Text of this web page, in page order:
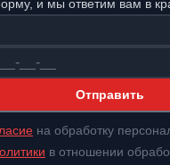
и мы ответим вам в
Отправить
на обработку
в отношении